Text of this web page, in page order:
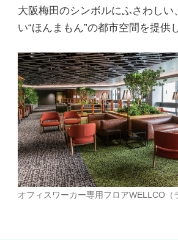
大阪梅田のシンボルにふさわしい
い“ほんまもん”の都市空間を提供
オフィスワーカー専用フロアWELLCO（